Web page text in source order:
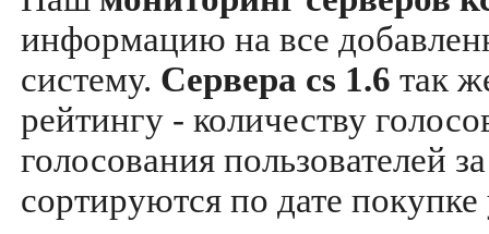
информацию на все
систему. Сервера cs 1.6 так
рейтингу - количеству
голосования пользователей
сортируются по дате